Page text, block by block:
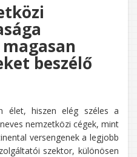
beszélő
élet, hiszen elég széles a
nemzetközi cégek, mint
versengenek a legjobb
szektor, különösen